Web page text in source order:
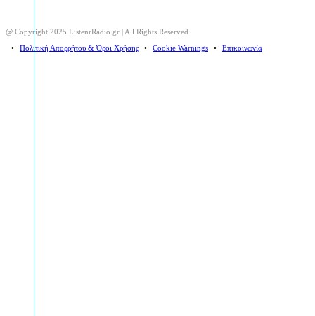
@ Copyright 2025 ListenrRadio.gr | All Rights Reserved
⠀•⠀ Πολιτική Απορρήτου & Όροι Χρήσης ⠀•⠀ Cookie Warnings ⠀•⠀ Επικοινωνία